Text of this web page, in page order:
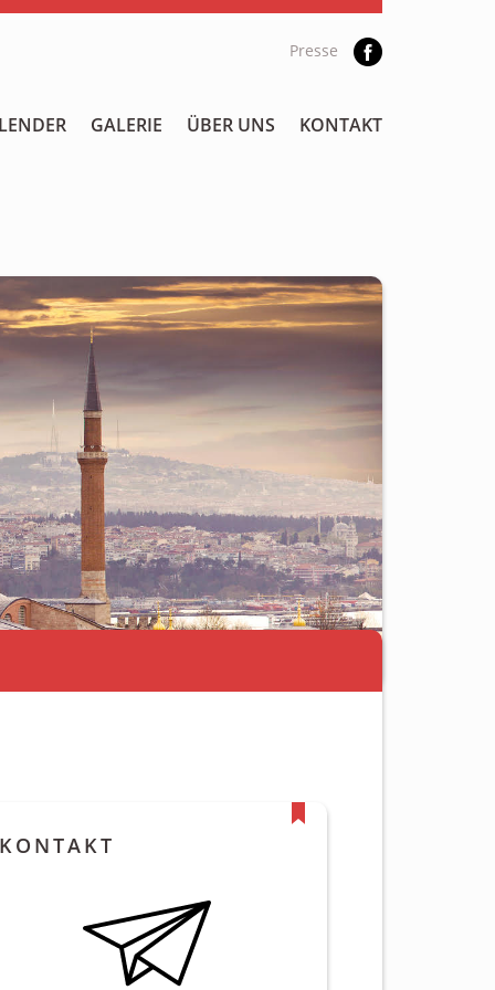
Presse
GALERIE ÜBER UNS KONTAKT
KONTAKT